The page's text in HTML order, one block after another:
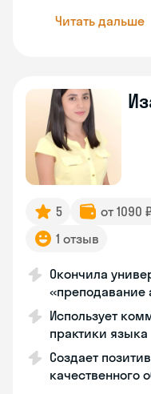
Читать дальше
5 от 1090
1 отзыв
Окончила
«преподавание
Использует
практики языка
Создает
качественного